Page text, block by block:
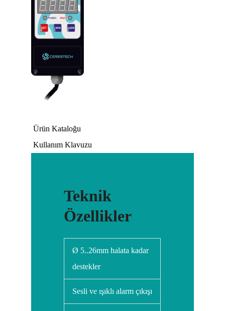
Ürün Kataloğu
Kullanım Klavuzu
Teknik
Özellikler
Ø 5..26mm halata kadar
destekler
Sesli ve ışıklı alarm çıkışı